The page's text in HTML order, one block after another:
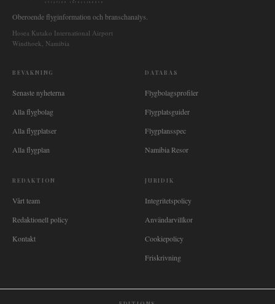
AVIATION INTELLIGENCE
Oberoende flyginformation och branschanalys.
Hosea Kutako International Airport
Windhoek, Namibia
BEVAKNING
Senaste nyheterna
Alla flygbolag
Alla flygplatser
Alla flygplan
DATABAS
Flygbolagsprofiler
Flygplatsguider
Flygplansspec
Namibia Resor
REDAKTION
Vårt team
Redaktionell policy
Kontakt
JURIDIK
Integritetspolicy
Användarvillkor
Cookiepolicy
Friskrivning